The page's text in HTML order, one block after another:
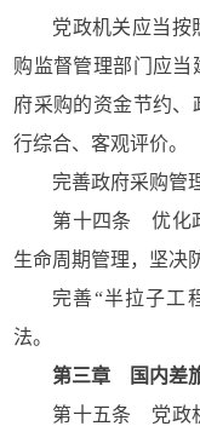
党政机关应当按
购监督管理部门应
府采购的资金节约、
行综合、客观评价。
完善政府采购管
第十四条 优化
生命周期管理，坚决
完善“半拉子工
法。
第三章 国内差
第十五条 党政